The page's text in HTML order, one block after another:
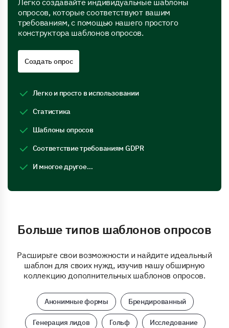
опросов, которые соответствуют вашим
требованиям, с помощью нашего простого
конструктора шаблонов опросов.
Создать опрос
Легко и просто в использовании
Статистика
Шаблоны опросов
Соответствие требованиям GDPR
И многое другое…
Больше типов шаблонов опросов
Расширьте свои возможности и найдите идеальный
шаблон для своих нужд, изучив нашу обширную
коллекцию дополнительных шаблонов опросов.
Анонимные формы Брендированный
Генерация лидов Гольф Исследование